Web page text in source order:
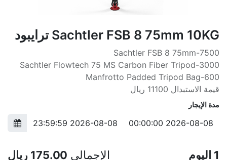
Sachtler FSB 8 75mm 10KG ترايبود
Sachtler FSB 8 75mm-7500
Sachtler Flowtech 75 MS Carbon Fiber Tripod-3000
600-Manfrotto Padded Tripod Bag
قيمة الاستبدال 11100 ريال
مدة الإيجار
1 اليوم الإجمالي 175.00 ريال